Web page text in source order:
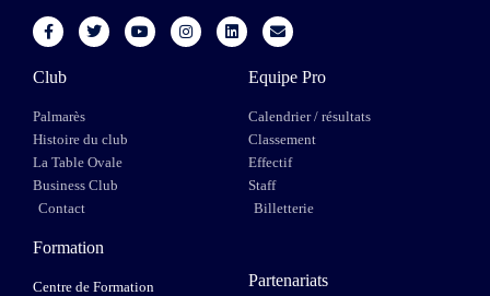
Club
Palmarès
Histoire du club
La Table Ovale
Business Club
Contact
Equipe Pro
Calendrier / résultats
Classement
Effectif
Staff
Billetterie
Formation
Centre de Formation
Partenariats